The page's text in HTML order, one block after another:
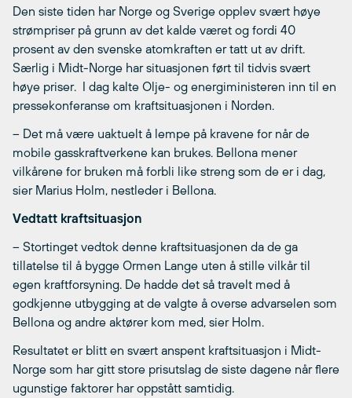
Den siste tiden har Norge og Sverige opplev svært høye
strømpriser på grunn av det kalde været og fordi 40
prosent av den svenske atomkraften er tatt ut av drift.
Særlig i Midt-Norge har situasjonen ført til tidvis svært
høye priser. I dag kalte Olje- og energiministeren inn til en
pressekonferanse om kraftsituasjonen i Norden.
– Det må være uaktuelt å lempe på kravene for når de
mobile gasskraftverkene kan brukes. Bellona mener
vilkårene for bruken må forbli like streng som de er i dag,
sier Marius Holm, nestleder i Bellona.
Vedtatt kraftsituasjon
– Stortinget vedtok denne kraftsituasjonen da de ga
tillatelse til å bygge Ormen Lange uten å stille vilkår til
egen kraftforsyning. De hadde det så travelt med å
godkjenne utbygging at de valgte å overse advarselen som
Bellona og andre aktører kom med, sier Holm.
Resultatet er blitt en svært anspent kraftsituasjon i Midt-
Norge som har gitt store prisutslag de siste dagene når flere
ugunstige faktorer har oppstått samtidig.